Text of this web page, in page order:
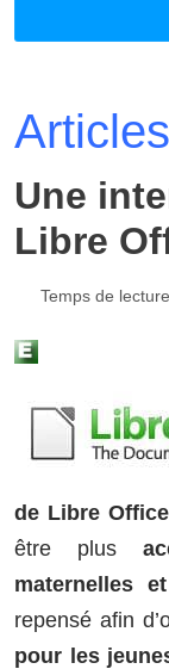
Une
Libre
Temps de
de Libre Office
être plus
maternelles
repensé afin
pour les